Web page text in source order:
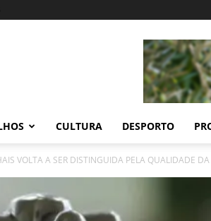
Trás-
e
Alto
Douro
CULTURA DESPORTO
VOLTA A SER DISTINGUIDA PELA QUALIDADE